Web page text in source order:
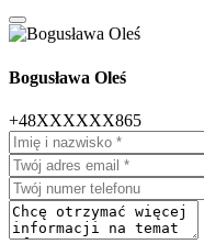
Bogusława Oleś
+48XXXXXX865